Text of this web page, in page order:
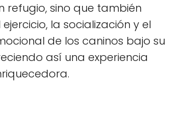
refugio, sino que también
la socialización y el
de los caninos bajo su
así una experiencia